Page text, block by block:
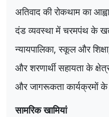
अतिवाद की रोकथाम का
दंड व्यवस्था में चरमपंथ के
न्यायपालिका,स्कूल और शिक्षा
और शरणार्थी सहायता के
और जागरूकता कार्यक्रमों के
सामरिक खामियां